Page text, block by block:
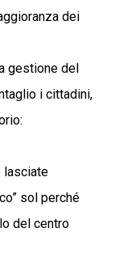
dei
gestione del
i cittadini,
sol perché
del centro